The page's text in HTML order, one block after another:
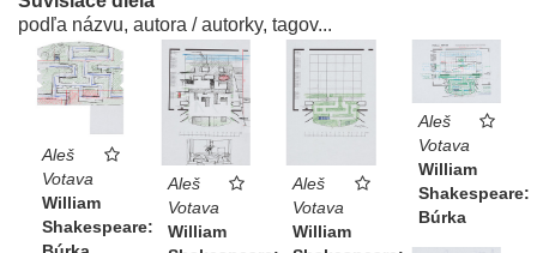
podľa názvu, autora / autorky, tagov...
Aleš
Votava
William
Shakespeare:
Aleš
Votava
William
Aleš
Votava
William
Aleš
Votava
William
Shakespeare:
Búrka